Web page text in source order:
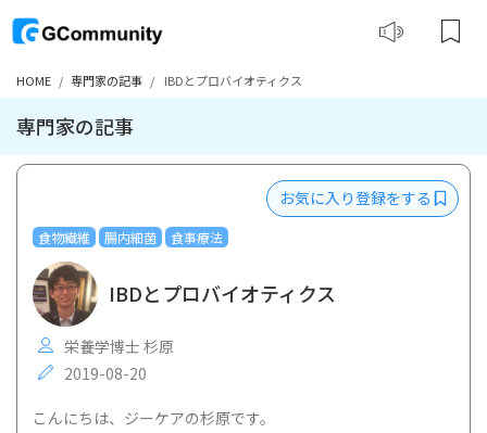
HOME 専門家の記事 IBDとプロバイオティクス
専門家の記事
食物繊維 腸内細菌 食事療法
お気に入り登録をする
IBDとプロバイオティクス
栄養学博士 杉原
2019-08-20
こんにちは、ジーケアの杉原です。